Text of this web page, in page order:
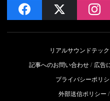
facebook
リアルサウンドテッ
記事へのお問い合わせ
広告
プライバシーポリ
外部送信ポリシー